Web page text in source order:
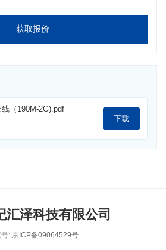
获取报价
（190M-2G).pdf
下载
汇泽科技有限公司
: 京ICP备09064529号